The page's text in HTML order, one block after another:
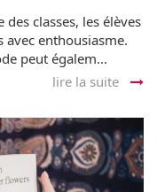
classes, les élèves
enthousiasme.
peut égalem...
lire la suite